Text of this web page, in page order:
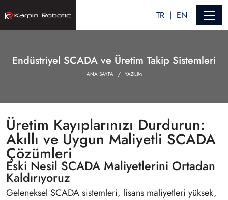
TR EN
Endüstriyel SCADA ve Üretim Takip Sistemleri
ANA SAYFA YAZILIM
Üretim Kayıplarınızı Durdurun:
Akıllı ve Uygun Maliyetli SCADA
Çözümleri
Eski Nesil SCADA Maliyetlerini Ortadan
Kaldırıyoruz
Geleneksel SCADA sistemleri, lisans maliyetleri yüksek,